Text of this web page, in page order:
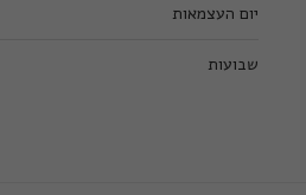
יום העצמאות
שבועות